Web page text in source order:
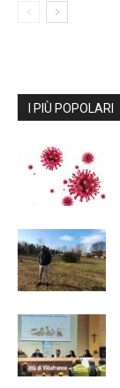
I PIÙ POPOLARI